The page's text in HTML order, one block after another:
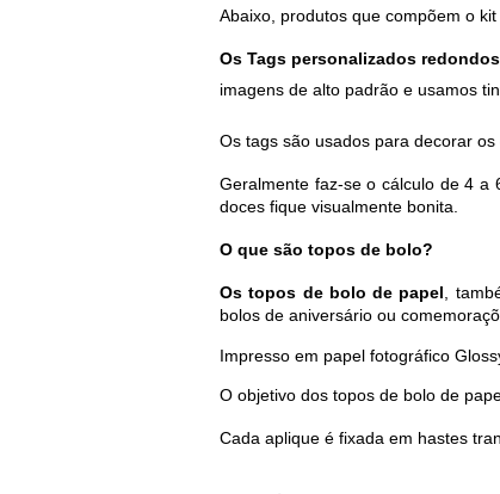
Abaixo, produtos que compõem o
Os Tags personalizados redondos
imagens de alto padrão e usamos
Os tags são usados para decorar
Geralmente faz-se o cálculo de 4 a
doces fique visualmente bonita.
O que são topos de bolo?
Os topos de bolo de papel ,
bolos de aniversário ou
Impresso em papel fotográfico
O objetivo dos topos de bolo de
Cada aplique é fixada em hastes